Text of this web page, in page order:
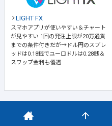
LIGHT FX
スマホアプリが使いやすい＆チャート
が見やすい 1回の発注上限が20万通貨
までの条件付きだが→ドル円のスプレ
ッドは0.18銭でユーロドルは0.28銭＆
スワップ金利も優遇